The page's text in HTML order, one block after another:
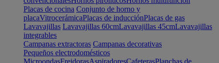
Placas de cocina Conjunto de horno y
placaVitrocerámicaPlacas de inducciónPlacas de gas
Lavavajillas Lavavajillas 60cmLavavajillas 45cmLavavajillas
integrables
Campanas extractoras Campanas decorativas
Pequeños electrodomésticos
MicroondasFreidorasAspiradoresCafeterasPlanchas de